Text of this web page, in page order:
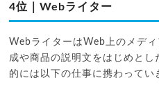
4位｜Webライター
WebライターはWeb上のメデ
成や商品の説明文をはじめと
的には以下の仕事に携わってい